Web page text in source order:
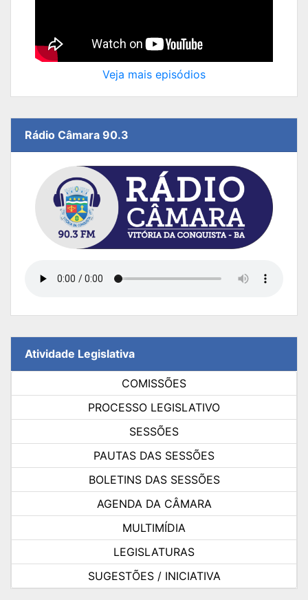
Veja mais episódios
Rádio Câmara 90.3
Atividade Legislativa
COMISSÕES
PROCESSO LEGISLATIVO
SESSÕES
PAUTAS DAS SESSÕES
BOLETINS DAS SESSÕES
AGENDA DA CÂMARA
MULTIMÍDIA
LEGISLATURAS
SUGESTÕES / INICIATIVA